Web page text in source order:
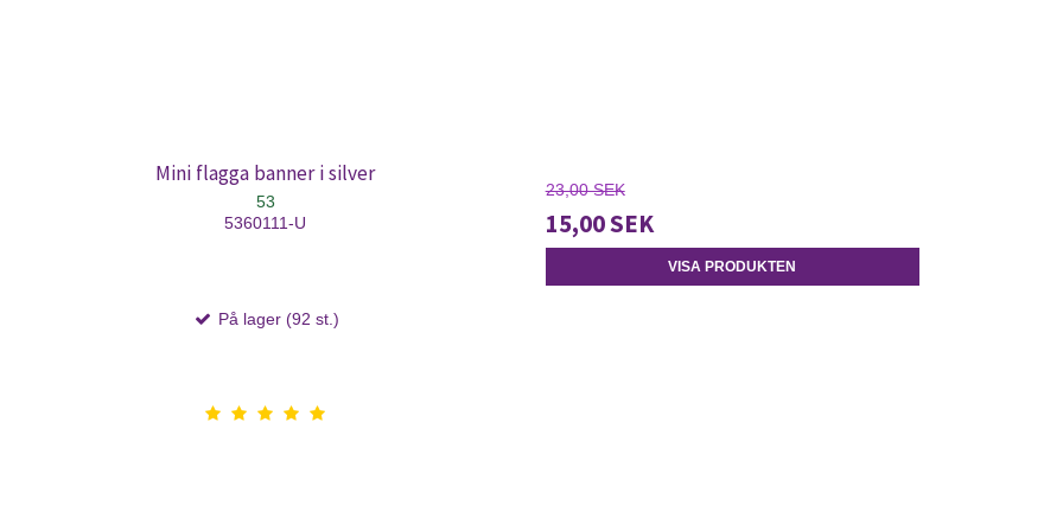
Mini flagga banner i silver
53
5360111-U
På lager (92 st.)
23,00 SEK
15,00 SEK
VISA PRODUKTEN